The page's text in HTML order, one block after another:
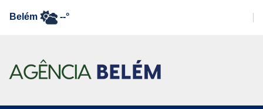
Belém --°